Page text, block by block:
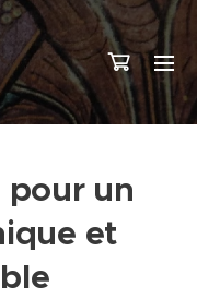
pour un
et